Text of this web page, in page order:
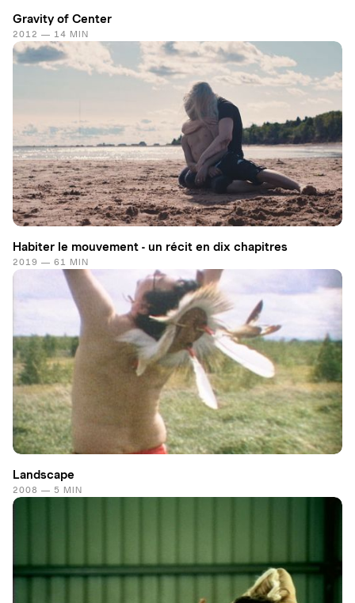
Gravity of Center
2012 — 14 MIN
Habiter le mouvement - un récit en dix chapitres
2019 — 61 MIN
Landscape
2008 — 5 MIN